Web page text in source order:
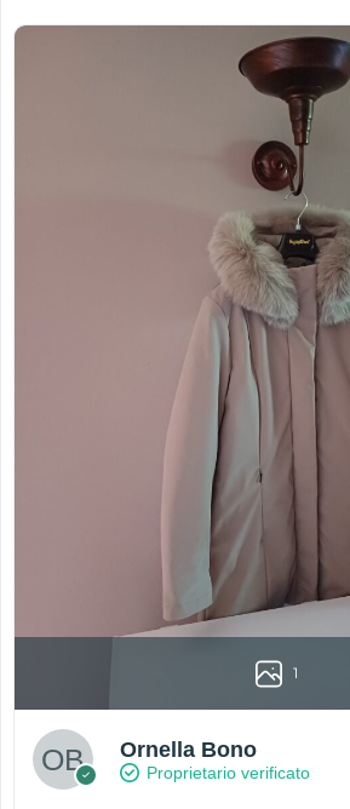
1
Ornella Bono
Proprietario verificato